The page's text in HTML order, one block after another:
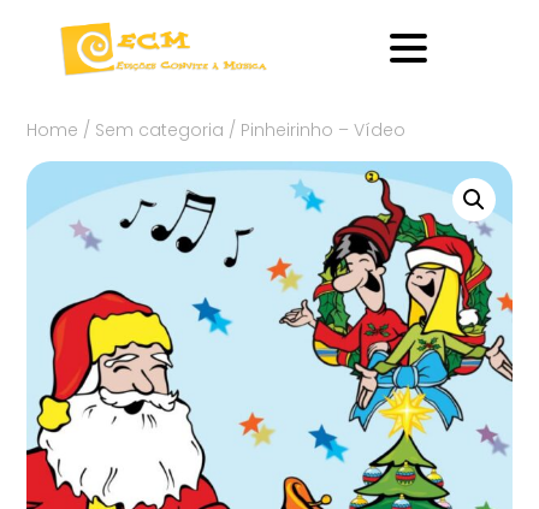
Home / Sem categoria / Pinheirinho – Vídeo